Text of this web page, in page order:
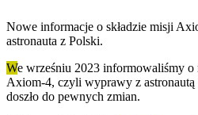
Nowe informacje o składzie misji
astronauta z Polski.
We wrześniu 2023 informowaliśmy o
Axiom-4, czyli wyprawy z
doszło do pewnych zmian.